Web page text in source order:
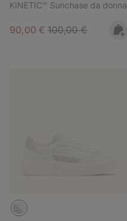
KINETIC™ Sunchase da donna
Sale price:
90,00 € Regular price:
100,00 €